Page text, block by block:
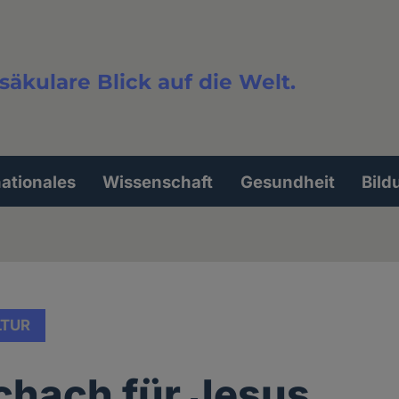
Blick auf die Welt.
Wissenschaft Gesundheit